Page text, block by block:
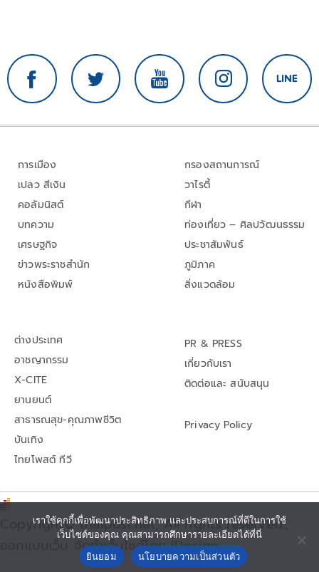
การเมือง
เปลว สีเงิน
คอลัมนิสต์
บทความ
เศรษฐกิจ
ข่าวพระราชสำนัก
หนังสือพิมพ์
กรองสถานการณ์
วาไรตี้
กีฬา
ท่องเที่ยว – ศิลปวัฒนธรรม
ประชาสัมพันธ์
ภูมิภาค
สิ่งแวดล้อม
ต่างประเทศ
อาชญากรรม
X-CITE
ยานยนต์
สาธารณสุข-คุณภาพชีวิต
บันเทิง
ไทยโพสต์ ทีวี
PR & PRESS
เกี่ยวกับเรา
ติดต่อและ สนับสนุน
Privacy Policy
Copyright© thaipost.net, All rights reserved.,
ออกแบบเว็บ จัดทำเว็บไซต์โดย iDesign
เราใช้คุกกี้เพื่อพัฒนาประสิทธิภาพ และประสบการณ์ที่ดีในการใช้
เว็บไซต์ของคุณ คุณสามารถศึกษารายละเอียดได้ที่นี่
ยินยอม
นโยบายความเป็นส่วนตัว